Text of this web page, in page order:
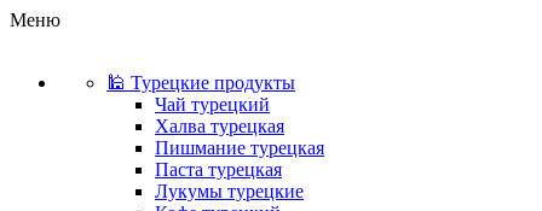
Меню
🕌 Турецкие продукты
Чай турецкий
Халва турецкая
Пишмание турецкая
Паста турецкая
Лукумы турецкие